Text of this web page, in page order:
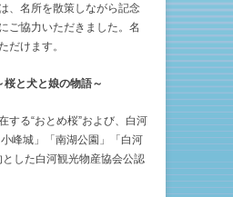
、名所を散策しながら記念
ご協力いただきました。名
だけます。
と犬と娘の物語～
する“おとめ桜”および、白河
峰城」「南湖公園」「白河
した白河観光物産協会公認